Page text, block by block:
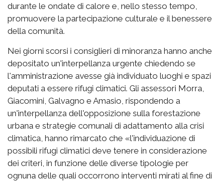
durante le ondate di calore e, nello stesso tempo,
promuovere la partecipazione culturale e il benessere
della comunità.
Nei giorni scorsi i consiglieri di minoranza hanno anche
depositato un'interpellanza urgente chiedendo se
l'amministrazione avesse già individuato luoghi e spazi
deputati a essere rifugi climatici. Gli assessori Morra,
Giacomini, Galvagno e Amasio, rispondendo a
un'interpellanza dell'opposizione sulla forestazione
urbana e strategie comunali di adattamento alla crisi
climatica, hanno rimarcato che «l'individuazione di
possibili rifugi climatici deve tenere in considerazione
dei criteri, in funzione delle diverse tipologie per
ognuna delle quali occorrono interventi mirati al fine di